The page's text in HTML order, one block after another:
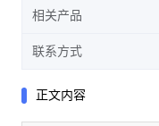
相关产品
联系方式
正文内容